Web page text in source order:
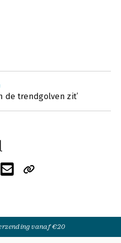
de trendgolven zit’
vanaf €20